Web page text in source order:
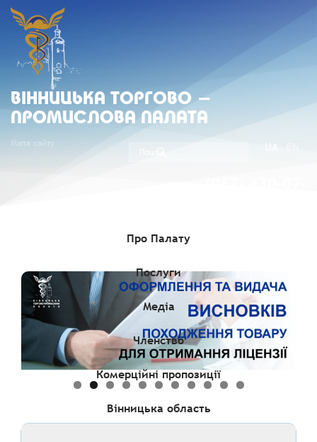
ВIННИЦЬКА ТОРГОВО -
ПРОМИСЛОВА ПАЛАТА
Мапа сайту
Про Палату
Послуги
Медіа
Членство
Комерційні пропозиції
Вінницька область